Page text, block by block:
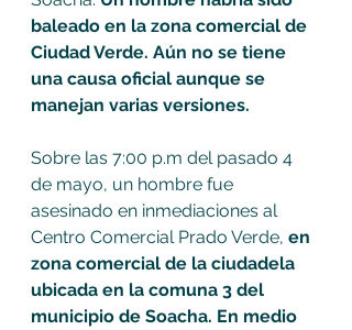
baleado en la zona comercial de
Ciudad Verde. Aún no se tiene
una causa oficial aunque se
manejan varias versiones.
Sobre las 7:00 p.m del pasado 4
de mayo, un hombre fue
asesinado en inmediaciones al
Centro Comercial Prado Verde, en
zona comercial de la ciudadela
ubicada en la comuna 3 del
municipio de Soacha. En medio